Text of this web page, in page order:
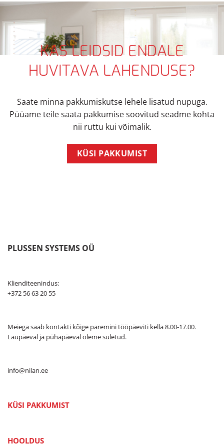
KAS LEIDSID ENDALE
HUVITAVA LAHENDUSE?
Saate minna pakkumiskutse lehele lisatud nupuga.
Püüame teile saata pakkumise soovitud seadme kohta
nii ruttu kui võimalik.
KÜSI PAKKUMIST
PLUSSEN SYSTEMS OÜ
Klienditeenindus:
+372 56 63 20 55
Meiega saab kontakti kõige paremini tööpäeviti kella 8.00-17.00.
Laupäeval ja pühapäeval oleme suletud.
info@nilan.ee
KÜSI PAKKUMIST
HOOLDUS